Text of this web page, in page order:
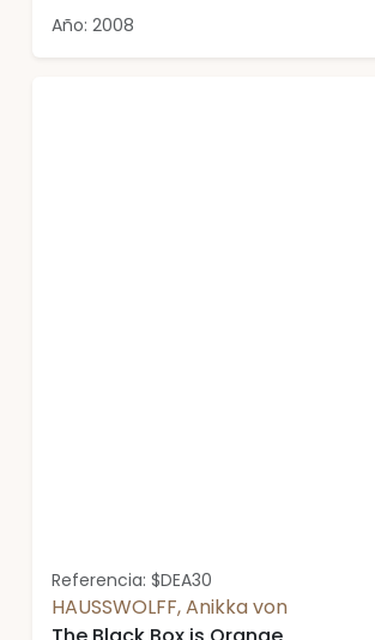
Año: 2008
Referencia: $DEA30
HAUSSWOLFF, Anikka von